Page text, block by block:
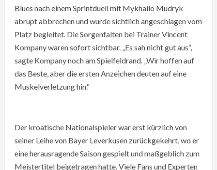
Blues nach einem Sprintduell mit Mykhailo Mudryk
abrupt abbrechen und wurde sichtlich angeschlagen vom
Platz begleitet. Die Sorgenfalten bei Trainer Vincent
Kompany waren sofort sichtbar. „Es sah nicht gut aus“,
sagte Kompany noch am Spielfeldrand. „Wir hoffen auf
das Beste, aber die ersten Anzeichen deuten auf eine
Muskelverletzung hin.“
Der kroatische Nationalspieler war erst kürzlich von
seiner Leihe von Bayer Leverkusen zurückgekehrt, wo er
eine herausragende Saison gespielt und maßgeblich zum
Meistertitel beigetragen hatte. Viele Fans und Experten